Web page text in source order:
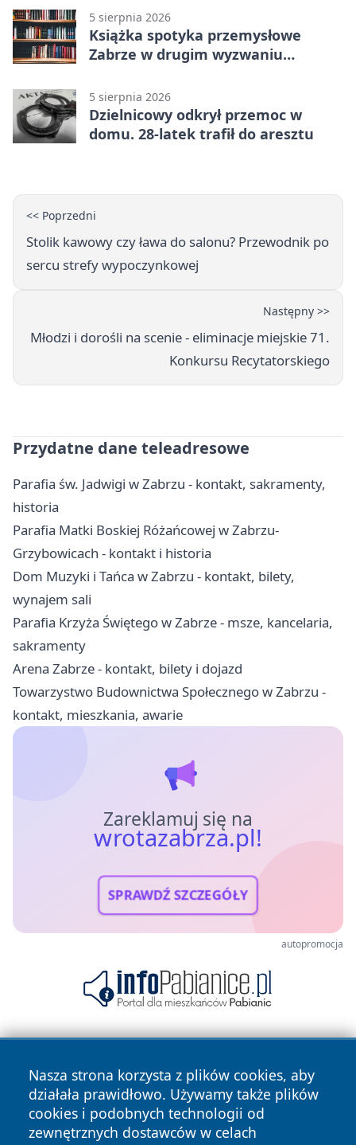
5 sierpnia 2026
Książka spotyka przemysłowe
Zabrze w drugim wyzwaniu
5 sierpnia 2026
Dzielnicowy odkrył przemoc w
domu. 28-latek trafił do aresztu
<< Poprzedni
Stolik kawowy czy ława do salonu? Przewodnik po
sercu strefy wypoczynkowej
Następny >>
Młodzi i dorośli na scenie - eliminacje miejskie 71.
Konkursu Recytatorskiego
Przydatne dane teleadresowe
Parafia św. Jadwigi w Zabrzu - kontakt, sakramenty,
historia
Parafia Matki Boskiej Różańcowej w Zabrzu-
Grzybowicach - kontakt i historia
Dom Muzyki i Tańca w Zabrzu - kontakt, bilety,
wynajem sali
Parafia Krzyża Świętego w Zabrze - msze, kancelaria,
sakramenty
Arena Zabrze - kontakt, bilety i dojazd
Towarzystwo Budownictwa Społecznego w Zabrzu -
kontakt, mieszkania, awarie
Zareklamuj się na
wrotazabrza.pl!
SPRAWDŹ SZCZEGÓŁY
autopromocja
Nasza strona korzysta z plików cookies, aby
działała prawidłowo. Używamy także plików
cookies i podobnych technologii od
zewnętrznych dostawców w celach
Copyright © 2026 wrotazabrza.pl Wszystkie prawa